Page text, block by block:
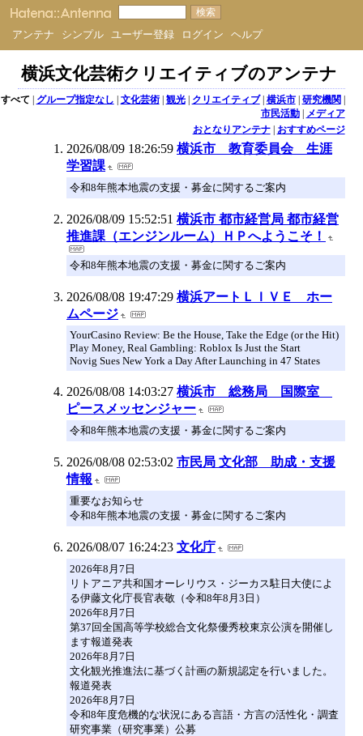
アンテナ シンプル ユーザー登録 ログイン ヘルプ
横浜文化芸術クリエイティブのアンテナ
すべて | グループ指定なし | 文化芸術| 観光| クリエイティブ| 横浜市| 研究機関 |
市民活動| メディア
おとなりアンテナ| おすすめページ
2026/08/09 18:26:59 横浜市 教育委員会 生涯
学習課
令和8年熊本地震の支援・募金に関するご案内
2026/08/09 15:52:51 横浜市 都市経営局 都市経営
推進課（エンジンルーム）ＨＰへようこそ！
令和8年熊本地震の支援・募金に関するご案内
2026/08/08 19:47:29 横浜アートＬＩＶＥ ホー
ムページ
YourCasino Review: Be the House, Take the Edge (or the Hit)
Play Money, Real Gambling: Roblox Is Just the Start
Novig Sues New York a Day After Launching in 47 States
2026/08/08 14:03:27 横浜市 総務局 国際室
ピースメッセンジャー
令和8年熊本地震の支援・募金に関するご案内
2026/08/08 02:53:02 市民局 文化部 助成・支援
情報
重要なお知らせ
令和8年熊本地震の支援・募金に関するご案内
2026/08/07 16:24:23 文化庁
2026年8月7日
リトアニア共和国オーレリウス・ジーカス駐日大使によ
る伊藤文化庁長官表敬（令和8年8月3日）
2026年8月7日
第37回全国高等学校総合文化祭優秀校東京公演を開催し
ます報道発表
2026年8月7日
文化観光推進法に基づく計画の新規認定を行いました。
報道発表
2026年8月7日
令和8年度危機的な状況にある言語・方言の活性化・調査
研究事業（研究事業）公募